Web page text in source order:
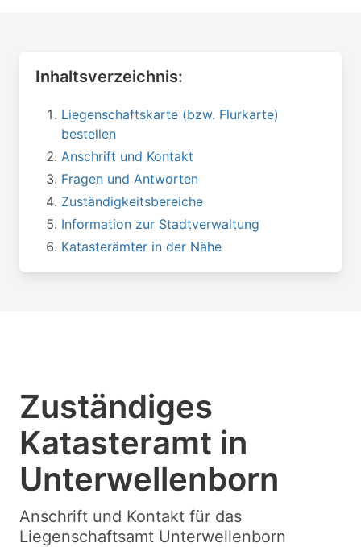
Inhaltsverzeichnis:
Liegenschaftskarte (bzw. Flurkarte)
bestellen
Anschrift und Kontakt
Fragen und Antworten
Zuständigkeitsbereiche
Information zur Stadtverwaltung
Katasterämter in der Nähe
Zuständiges
Katasteramt in
Unterwellenborn
Anschrift und Kontakt für das
Liegenschaftsamt Unterwellenborn